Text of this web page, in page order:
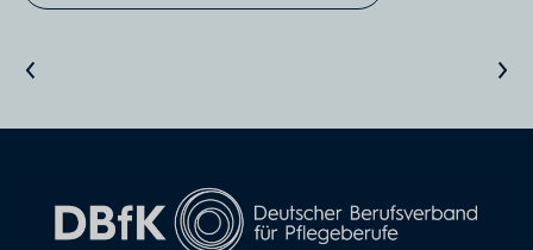
Vorheriger Artikel Nächster Artikel